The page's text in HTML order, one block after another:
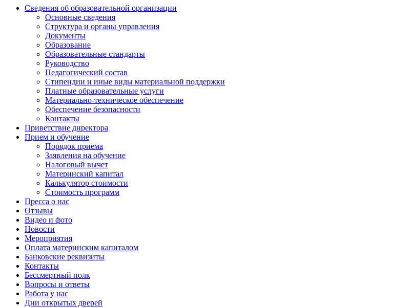
Сведения об образовательной организации
Основные сведения
Структура и органы управления
Документы
Образование
Образовательные стандарты
Руководство
Педагогический состав
Стипендии и иные виды материальной поддержки
Платные образовательные услуги
Материально-техническое обеспечение
Обеспечение безопасности
Контакты
Приветствие директора
Прием и обучение
Порядок приема
Заявления на обучение
Налоговый вычет
Материнский капитал
Калькулятор стоимости
Стоимость программ
Пресса о нас
Отзывы
Видео и фото
Новости
Мероприятия
Оплата материнским капиталом
Банковские реквизиты
Контакты
Бессмертный полк
Вопросы и ответы
Работа у нас
Дни открытых дверей